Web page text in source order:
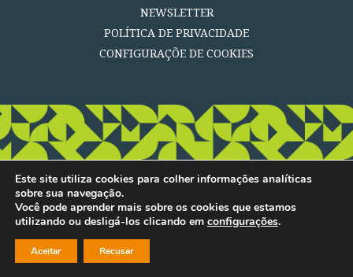
NEWSLETTER
POLÍTICA DE PRIVACIDADE
CONFIGURAÇÕE DE COOKIES
Este site utiliza cookies para colher informações analíticas
sobre sua navegação.
Você pode aprender mais sobre os cookies que estamos
utilizando ou desligá-los clicando em configurações.
Aceitar Recusar